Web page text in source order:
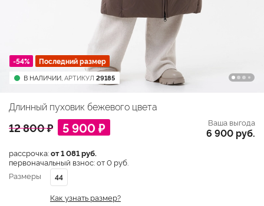
-54% Последний размер
В НАЛИЧИИ, АРТИКУЛ 29185
Длинный пуховик бежевого цвета
12 800 ₽ 5 900 ₽ Ваша выгода
6 900 руб.
рассрочка:от 1 081 руб.
первоначальный взнос: от 0 руб.
Размеры
44
Как узнать размер?